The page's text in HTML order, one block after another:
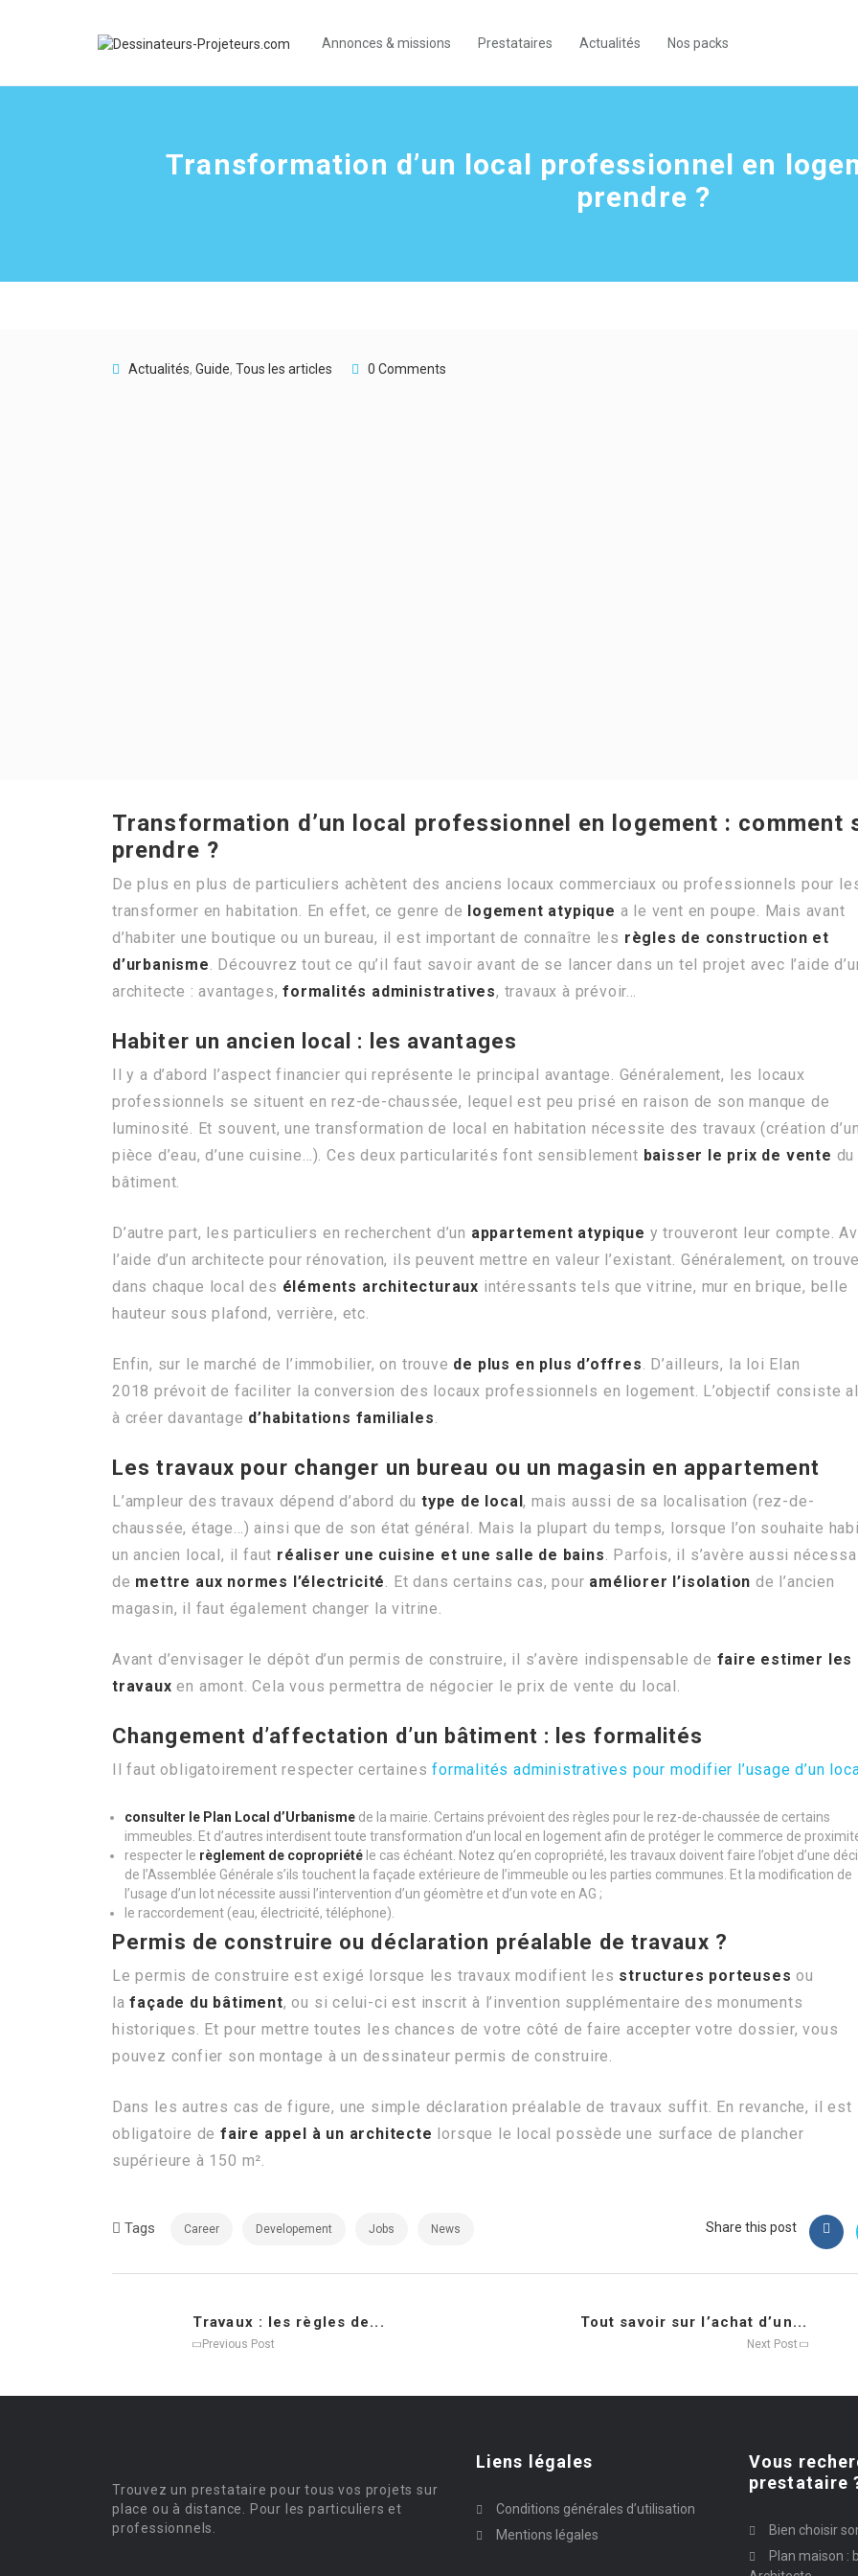
Annonces & missions Prestataires Actualités Nos packs
Transformation d’un local professionnel en
prendre ?
Actualités, Guide, Tous les articles 0 Comments
Transformation d’un local professionnel en logement : comment
prendre ?
De plus en plus de particuliers achètent des anciens locaux commerciaux ou professionnels pour
transformer en habitation. En effet, ce genre de logement atypique a le vent en poupe. Mais avant
d’habiter une boutique ou un bureau, il est important de connaître les règles de construction et
d’urbanisme. Découvrez tout ce qu’il faut savoir avant de se lancer dans un tel projet avec l’aide
architecte : avantages,formalités administratives, travaux à prévoir…
Habiter un ancien local : les avantages
Il y a d’abord l’aspect financier qui représente le principal avantage. Généralement, les locaux
professionnels se situent en rez-de-chaussée, lequel est peu prisé en raison de son manque de
luminosité. Et souvent, une transformation de local en habitation nécessite des travaux (création
pièce d’eau, d’une cuisine…). Ces deux particularités font sensiblement baisser le prix de vente du
bâtiment.
D’autre part, les particuliers en recherchent d’un appartement atypique y trouveront leur compte.
l’aide d’un architecte pour rénovation, ils peuvent mettre en valeur l’existant. Généralement, on trouve
dans chaque local des éléments architecturaux intéressants tels que vitrine, mur en brique, belle
hauteur sous plafond, verrière, etc.
Enfin, sur le marché de l’immobilier, on trouve de plus en plus d’offres. D’ailleurs, la loi Elan
2018 prévoit de faciliter la conversion des locaux professionnels en logement. L’objectif consiste
à créer davantage d’habitations familiales.
Les travaux pour changer un bureau ou un magasin en appartement
L’ampleur des travaux dépend d’abord du type de local, mais aussi de sa localisation (rez-de-
chaussée, étage…) ainsi que de son état général. Mais la plupart du temps, lorsque l’on souhaite
un ancien local, il faut réaliser une cuisine et une salle de bains. Parfois, il s’avère aussi
de mettre aux normes l’électricité. Et dans certains cas, pour améliorer l’isolation de l’ancien
magasin, il faut également changer la vitrine.
Avant d’envisager le dépôt d’un permis de construire, il s’avère indispensable de faire estimer les
travaux en amont. Cela vous permettra de négocier le prix de vente du local.
Changement d’affectation d’un bâtiment : les formalités
Il faut obligatoirement respecter certainesformalités administratives pour modifier l’usage d’un
consulter le Plan Local d’Urbanisme de la mairie. Certains prévoient des règles pour le rez-de-chaussée de certains
immeubles. Et d’autres interdisent toute transformation d’un local en logement afin de protéger le commerce de
respecter le règlement de copropriété le cas échéant. Notez qu’en copropriété, les travaux doivent faire l’objet d’une
de l’Assemblée Générale s’ils touchent la façade extérieure de l’immeuble ou les parties communes. Et la modification de
l’usage d’un lot nécessite aussi l’intervention d’un géomètre et d’un vote en AG ;
le raccordement (eau, électricité, téléphone).
Permis de construire ou déclaration préalable de travaux ?
Le permis de construire est exigé lorsque les travaux modifient les structures porteuses ou
lafaçade du bâtiment, ou si celui-ci est inscrit à l’invention supplémentaire des monuments
historiques. Et pour mettre toutes les chances de votre côté de faire accepter votre dossier, vous
pouvez confier son montage à un dessinateur permis de construire.
Dans les autres cas de figure, une simple déclaration préalable de travaux suffit. En revanche, il est
obligatoire defaire appel à un architecte lorsque le local possède une surface de plancher
supérieure à 150 m².
Tags Career Developement Jobs News Share this post
Travaux : les règles de...
Previous Post
Tout savoir sur l’achat d’un...
Next Post
Trouvez un prestataire pour tous vos projets sur
place ou à distance. Pour les particuliers et
professionnels.
Liens légales
Conditions générales d’utilisation
Mentions légales
Vous
prestataire
Bien choisir
Plan maison :